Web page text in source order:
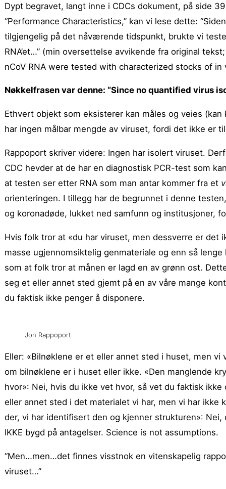
Dypt begravet, langt inne i CDCs dokument, på side
“Performance Characteristics,” kan vi lese dette:
tilgjengelig på det nåværende tidspunkt, brukte vi
RNA’et…” (min oversettelse avvikende fra original
nCoV RNA were tested with characterized stocks of
Nøkkelfrasen var denne: “Since no quantified virus
Ethvert objekt som eksisterer kan måles og veies
har ingen målbar mengde av viruset, fordi det ikke er
Rappoport skriver videre: Ingen har isolert viruset.
CDC hevder at de har en diagnostisk PCR-test som
at testen ser etter RNA som man antar kommer fra et
orienteringen. I tillegg har de begrunnet i denne
og koronadøde, lukket ned samfunn og institusjoner,
Hvis folk tror at «du har viruset, men dessverre er det
masse ugjennomsiktelig genmateriale og enn så
som at folk tror at månen er lagd en av grønn ost.
seg et eller annet sted gjemt på en av våre mange
du faktisk ikke penger å disponere.
Jon Rappoport
Eller: «Bilnøklene er et eller annet sted i huset, men
om bilnøklene er i huset eller ikke. «Den manglende
hvor»: Nei, hvis du ikke vet hvor, så vet du faktisk
eller annet sted i det materialet vi har, men vi har
der, vi har identifisert den og kjenner strukturen»:
IKKE bygd på antagelser. Science is not assumptions.
“Men…men…det finnes visstnok en vitenskapelig
viruset…”